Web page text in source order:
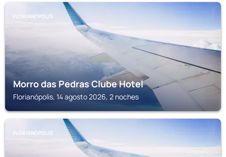
FLORIANÓPOLIS
Morro das Pedras Clube Hotel
Florianópolis, 14 agosto 2026, 2 noches
FLORIANÓPOLIS